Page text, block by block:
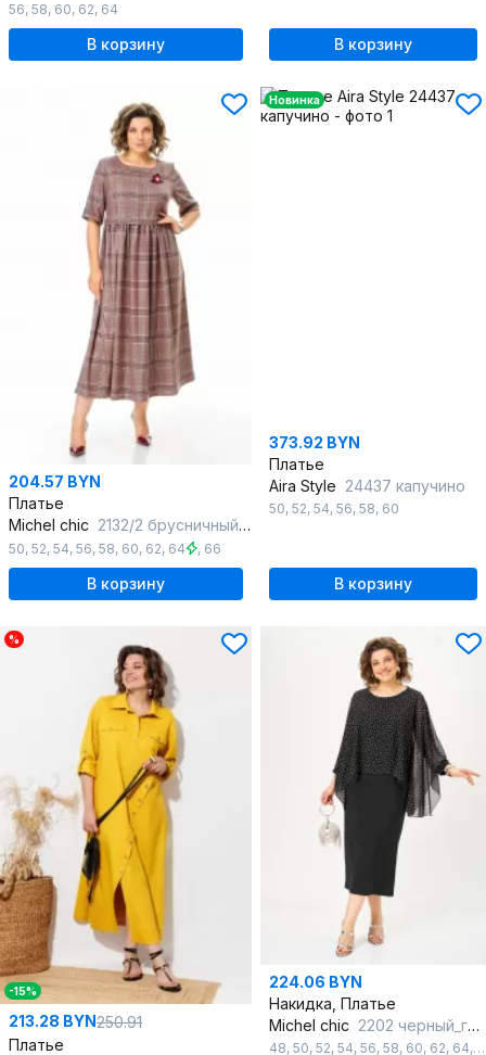
56, 58, 60, 62, 64
В корзину В корзину
204.57 BYN
Платье
Michel chic 2132/2 брусничный_клетка
50, 52, 54, 56, 58, 60, 62, 64 , 66
В корзину
Новинка
373.92 BYN
Платье
Aira Style 24437 капучино
50, 52, 54, 56, 58, 60
В корзину
%
-15%
213.28 BYN250.91
Платье
224.06 BYN
Накидка, Платье
Michel chic 2202 черный_горох
48, 50, 52, 54, 56, 58, 60, 62, 64,